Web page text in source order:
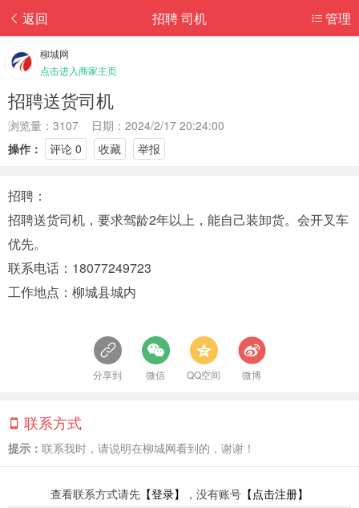
返回 管理
招聘 司机
柳城网
点击进入商家主页
招聘送货司机
浏览量：3107 日期：2024/2/17 20:24:00
操作：
评论 0 收藏 举报
招聘：
招聘送货司机，要求驾龄2年以上，能自己装卸货。会开叉车
优先。
联系电话：18077249723
工作地点：柳城县城内
分享到 微信 QQ空间 微博
联系方式
提示： 联系我时，请说明在柳城网看到的，谢谢！
查看联系方式请先 【登录】 ，没有账号 【点击注册】